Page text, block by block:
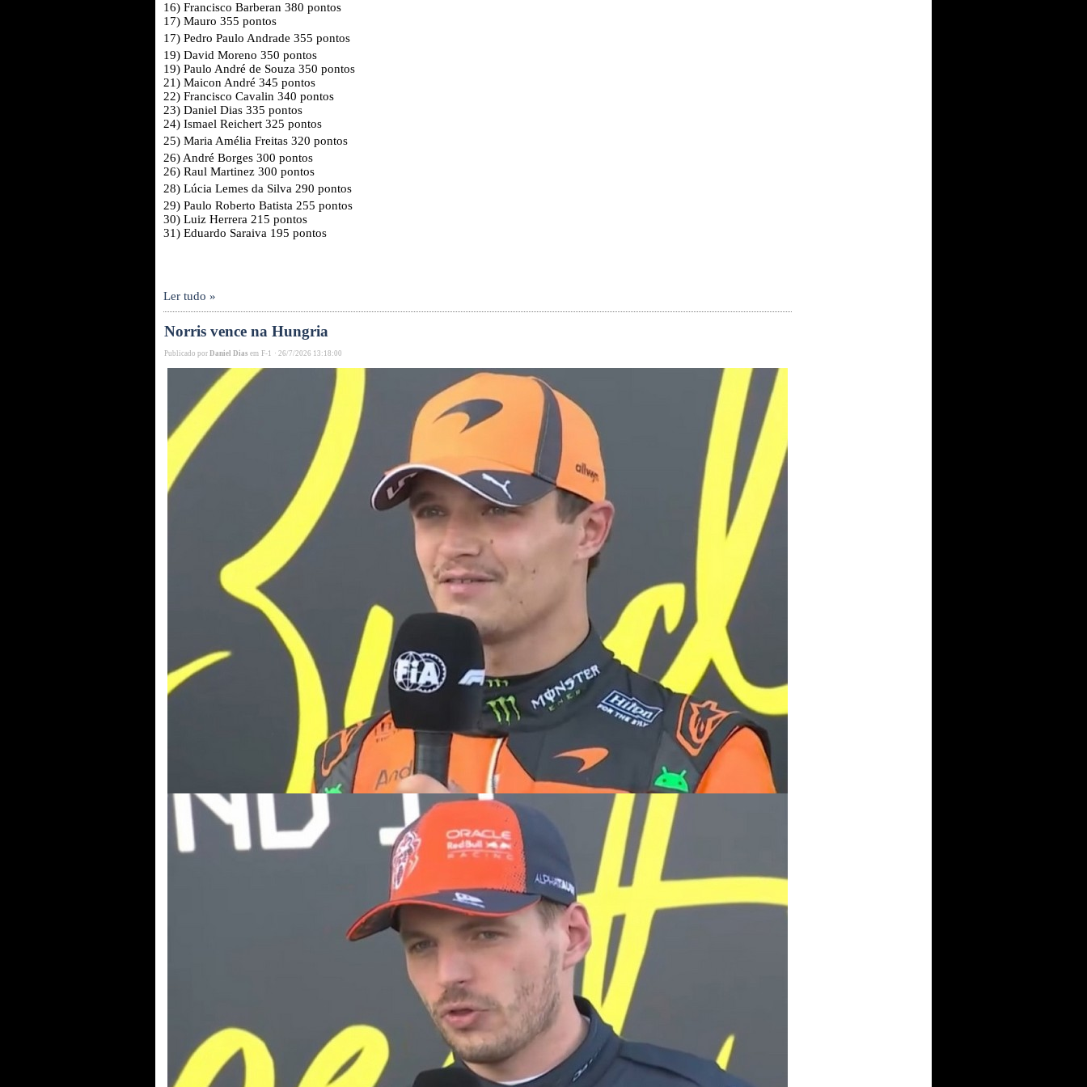
16) Francisco Barberan 380 pontos
17) Mauro 355 pontos
17) Pedro Paulo Andrade 355 pontos
19) David Moreno 350 pontos
19) Paulo André de Souza 350 pontos
21) Maicon André 345 pontos
22) Francisco Cavalin 340 pontos
23) Daniel Dias 335 pontos
24) Ismael Reichert 325 pontos
25) Maria Amélia Freitas 320 pontos
26) André Borges 300 pontos
26) Raul Martinez 300 pontos
28) Lúcia Lemes da Silva 290 pontos
29) Paulo Roberto Batista 255 pontos
30) Luiz Herrera 215 pontos
31) Eduardo Saraiva 195 pontos
Ler tudo »
Norris vence na Hungria
Publicado por Daniel Dias em F-1 · 26/7/2026 13:18:00